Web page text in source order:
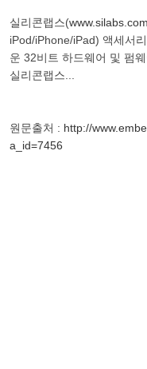
실리콘랩스(www.silabs.com
iPod/iPhone/iPad) 액세서
운 32비트 하드웨어 및 펌
실리콘랩스...
원문출처 : http://
a_id=7456